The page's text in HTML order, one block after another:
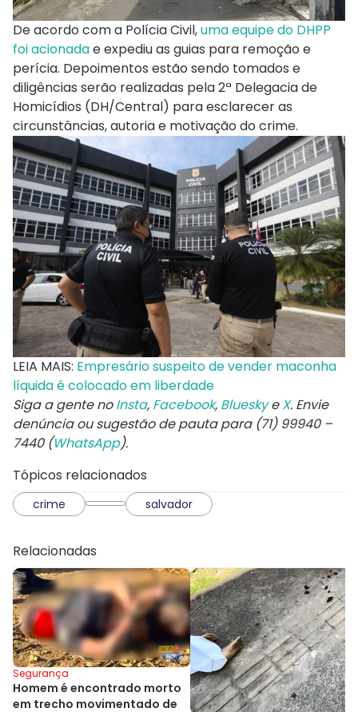
De acordo com a Polícia Civil,uma equipe do DHPP
foi acionadae expediu as guias para remoção e
perícia. Depoimentos estão sendo tomados e
diligências serão realizadas pela 2ª Delegacia de
Homicídios (DH/Central) para esclarecer as
circunstâncias, autoria e motivação do crime.
LEIA MAIS: Empresário suspeito de vender maconha
líquida é colocado em liberdade
Siga a gente noInsta, Facebook, BlueskyeX. Envie
denúncia ou sugestão de pauta para (71) 99940 –
7440 (WhatsApp).
Tópicos relacionados
crime salvador
Relacionadas
Segurança
Homem é encontrado morto
em trecho movimentado de